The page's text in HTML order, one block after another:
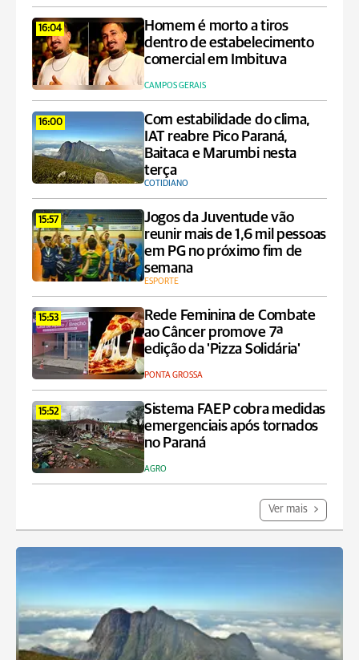
16:04
Homem é morto a tiros
dentro de estabelecimento
comercial em Imbituva
CAMPOS GERAIS
16:00
Com estabilidade do clima,
IAT reabre Pico Paraná,
Baitaca e Marumbi nesta
terça
COTIDIANO
15:57
Jogos da Juventude vão
reunir mais de 1,6 mil pessoas
em PG no próximo fim de
semana
ESPORTE
15:53
Rede Feminina de Combate
ao Câncer promove 7ª
edição da 'Pizza Solidária'
PONTA GROSSA
15:52
Sistema FAEP cobra medidas
emergenciais após tornados
no Paraná
AGRO
Ver mais